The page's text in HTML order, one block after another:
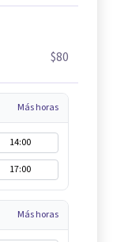
$80
Más horas
14:00
17:00
Más horas